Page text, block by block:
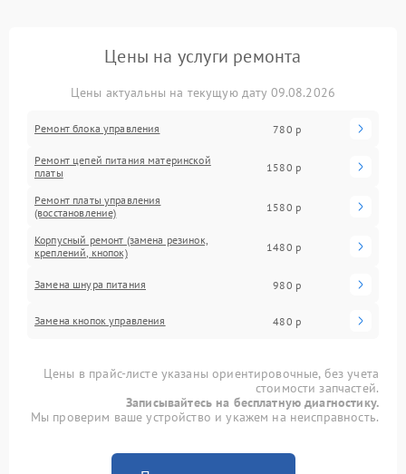
Цены на услуги ремонта
Цены актуальны на текущую дату 09.08.2026
Ремонт блока управления 780 р
Ремонт цепей питания материнской
платы
1580 р
Ремонт платы управления
(восстановление)
1580 р
Корпусный ремонт (замена резинок,
креплений, кнопок)
1480 р
Замена шнура питания 980 р
Замена кнопок управления 480 р
Цены в прайс-листе указаны ориентировочные, без учета
стоимости запчастей.
Записывайтесь на бесплатную диагностику.
Мы проверим ваше устройство и укажем на неисправность.